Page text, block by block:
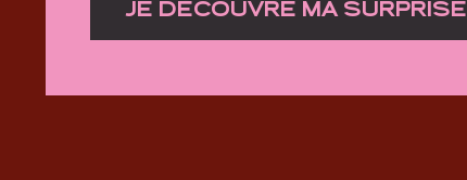
JE DÉCOUVRE MA SURPRISE